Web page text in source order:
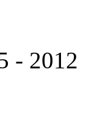
- 2012